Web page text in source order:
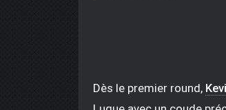
Dès le premier round,